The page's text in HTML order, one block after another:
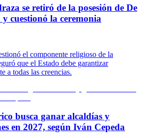
se retiró de la posesión de De
cuestionó la ceremonia
el componente religioso de la
que el Estado debe garantizar
a todas las creencias.
busca ganar alcaldías y
en 2027, según Iván Cepeda